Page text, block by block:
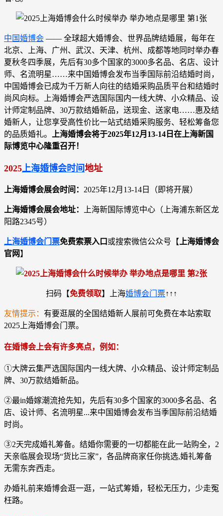
中国婚博会 —— 全球超大婚博会、世界品牌结婚展，每年在
北京、上海、广州、武汉、天津、杭州、成都等地同时举办春
夏秋冬四季展，先后有30多个国家的3000多名品、名店、设计
师、名流明星……来中国婚博会发布当季国际前沿结婚时尚，
中国婚博会已成为千万新人向往的结婚采购品质平台和结婚时
尚风向标。上海婚博会严选国际国内一线大牌、小众精品、设
计师定制品牌、30万款结婚新品，送现金、送家电……惠及结
婚新人，让您享受高性价比一站式结婚采购服务、轻松筹备您
的品质婚礼。
上海婚博会将于2025年12月13-14日在 上海新国
际博览中心隆重召开！
2025 上海婚博会时间地址
上海婚博会展会时间： 2025年12月13-14日（即将开展）
上海婚博会展会地址：
上海新国际博览中心（上海浦东新区龙
阳路2345号）
上海婚博会门票免费索票入口 或搜索微信公众号 【 上海婚博会
官网】
扫码【免费领取】上海婚博会门票↑↑↑
友情提示： 有要逛展的全国结婚新人展前可免费在本站索取
2025上海婚博会门票。
在婚博会上会有许多亮点，例如：
①大牌云集严选国际国内一线大牌、小众精品、设计师定制品
牌、30万款结婚新品。
②最in婚嫁潮流抢先知，先后有30多个国家的3000多名品、名
店、设计师、名流明星...来中国婚博会发布当季国际前沿结婚
时尚。
③2天完成婚礼筹备。结婚你需要的一切都能在此一站购全，2
天亲临展会现场“货比三家”，各品牌商家任你挑选,婚礼筹备
无需东奔西走。
办婚礼前来婚博会逛一逛，一站式筹婚，轻松无压力，少走冤
枉路。